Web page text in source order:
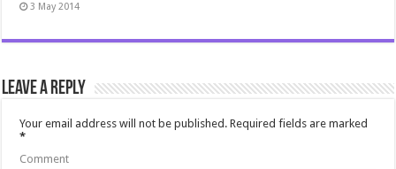
3 May 2014
Leave a Reply
Your email address will not be published. Required fields are marked
*
Comment